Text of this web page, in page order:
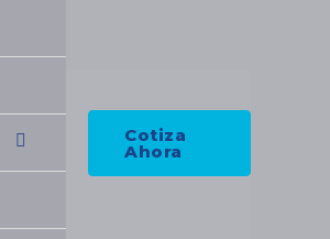
Cotiza
Ahora